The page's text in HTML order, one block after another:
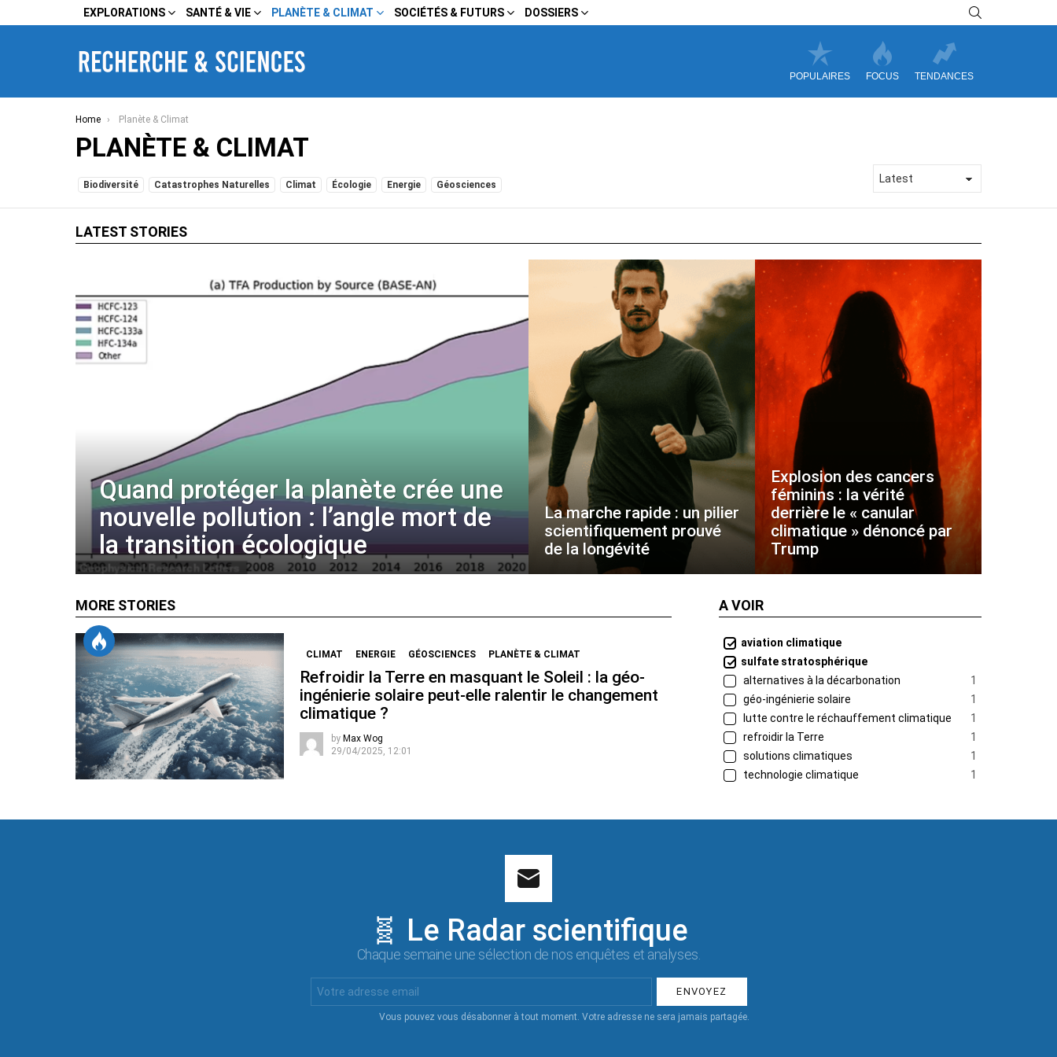
EXPLORATIONS SANTÉ & VIE PLANÈTE & CLIMAT SOCIÉTÉS & FUTURS DOSSIERS
POPULAIRES FOCUS TENDANCES
You are here:
Home Planète & Climat
PLANÈTE & CLIMAT
SUBTERMS
Biodiversité Catastrophes Naturelles Climat Écologie Energie Géosciences
LATEST STORIES
Quand protéger la planète crée une
nouvelle pollution : l’angle mort de
la transition écologique
La marche rapide : un pilier
scientifiquement prouvé
de la longévité
Explosion des cancers
féminins : la vérité
derrière le « canular
climatique » dénoncé par
Trump
MORE STORIES
CLIMAT ENERGIE GÉOSCIENCES PLANÈTE & CLIMAT
Refroidir la Terre en masquant le Soleil : la géo-
ingénierie solaire peut-elle ralentir le changement
climatique ?
by Max Wog
29/04/2025, 12:01
A VOIR
aviation climatique
sulfate stratosphérique
alternatives à la décarbonation
1
géo-ingénierie solaire
1
lutte contre le réchauffement climatique
1
refroidir la Terre
1
solutions climatiques
1
technologie climatique
1
🧬 Le Radar scientifique
Chaque semaine une sélection de nos enquêtes et analyses.
Email
:
Vous pouvez vous désabonner à tout moment. Votre adresse ne sera jamais partagée.